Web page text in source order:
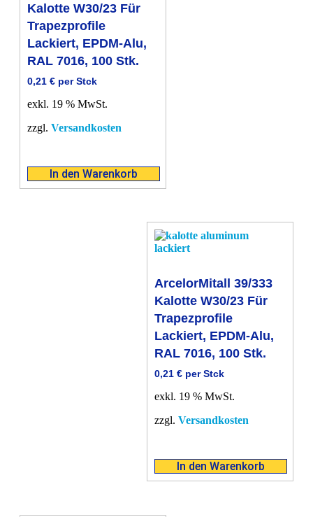
Kalotte W30/23 Für
Trapezprofile
Lackiert, EPDM-Alu,
RAL 7016, 100 Stk.
0,21 € per Stck
exkl. 19 % MwSt.
zzgl. Versandkosten
In den Warenkorb
ArcelorMitall 39/333
Kalotte W30/23 Für
Trapezprofile
Lackiert, EPDM-Alu,
RAL 7016, 100 Stk.
0,21 € per Stck
exkl. 19 % MwSt.
zzgl. Versandkosten
In den Warenkorb